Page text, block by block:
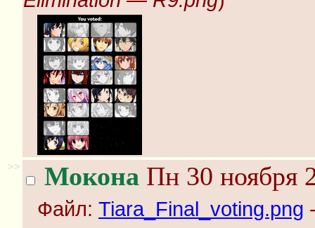
>> Мокона Пн 30 ноября
Файл: Tiara_Final_voting.png